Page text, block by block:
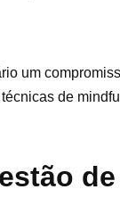
um
de